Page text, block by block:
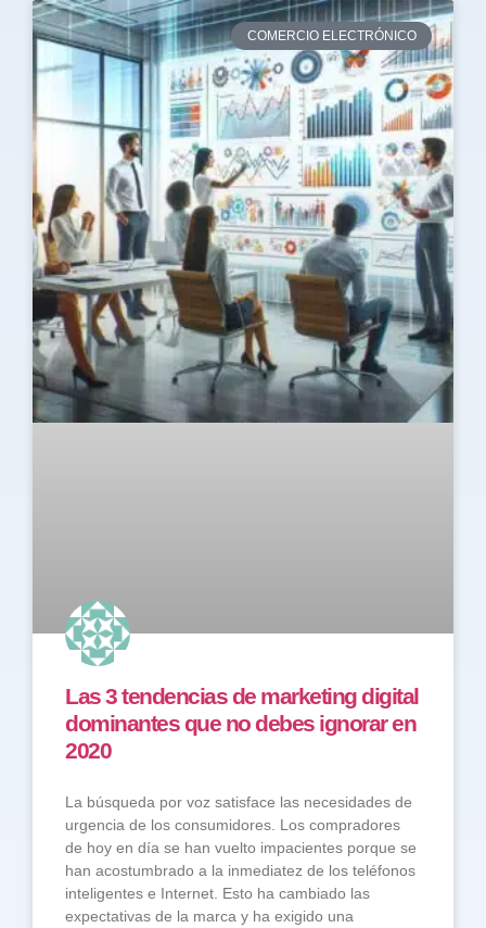
COMERCIO ELECTRÓNICO
Las 3 tendencias de marketing digital
dominantes que no debes ignorar en
2020
La búsqueda por voz satisface las necesidades de
urgencia de los consumidores. Los compradores
de hoy en día se han vuelto impacientes porque se
han acostumbrado a la inmediatez de los teléfonos
inteligentes e Internet. Esto ha cambiado las
expectativas de la marca y ha exigido una